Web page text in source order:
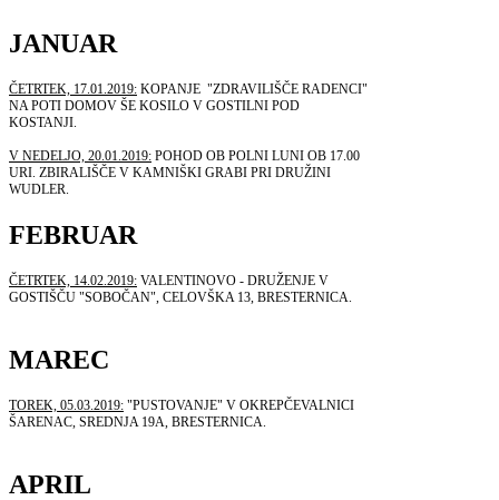
JANUAR
ČETRTEK, 17.01.2019: KOPANJE "ZDRAVILIŠČE RADENCI"
NA POTI DOMOV ŠE KOSILO V GOSTILNI POD
KOSTANJI.
V NEDELJO, 20.01.2019: POHOD OB POLNI LUNI OB 17.00
URI. ZBIRALIŠČE V KAMNIŠKI GRABI PRI DRUŽINI
WUDLER.
FEBRUAR
ČETRTEK, 14.02.2019: VALENTINOVO - DRUŽENJE V
GOSTIŠČU "SOBOČAN", CELOVŠKA 13, BRESTERNICA.
MAREC
TOREK, 05.03.2019: "PUSTOVANJE" V OKREPČEVALNICI
ŠARENAC, SREDNJA 19A, BRESTERNICA.
APRIL